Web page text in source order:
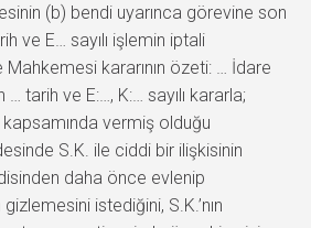
(b) bendi uyarınca görevine son
ve E… sayılı işlemin iptali
kararının özeti: … İdare
tarih ve E:…, K:… sayılı kararla;
vermiş olduğu
S.K. ile ciddi bir ilişkisinin
daha önce evlenip
istediğini, S.K.’nın